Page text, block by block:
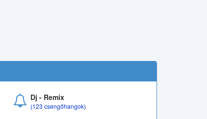
Dj - Remix
(123 csengőhangok)